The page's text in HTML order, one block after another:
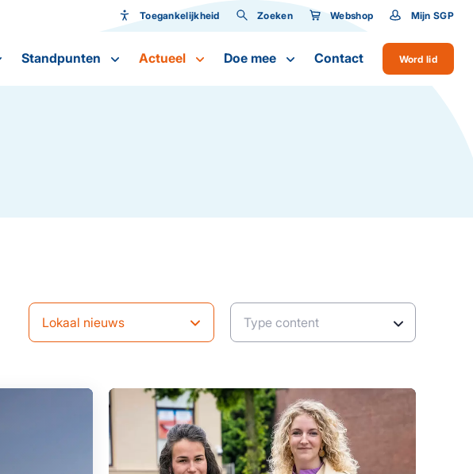
Toegankelijkheid Zoeken Webshop Mijn SGP
Word lid
Standpunten Actueel Doe mee Contact
Lokaal nieuws